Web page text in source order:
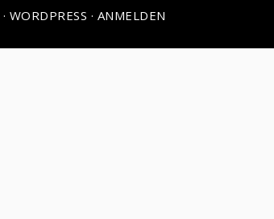
· WORDPRESS · ANMELDEN